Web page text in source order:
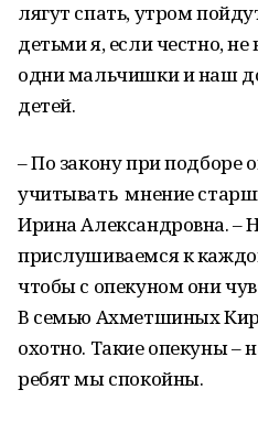
лягут спать, утром
детьми я, если честно, не
одни мальчишки и наш
детей.
– По закону при
учитывать мнение
Ирина Александровна. –
прислушиваемся к
чтобы с опекуном они
В семью Ахметшиных
охотно. Такие опекуны –
ребят мы спокойны.